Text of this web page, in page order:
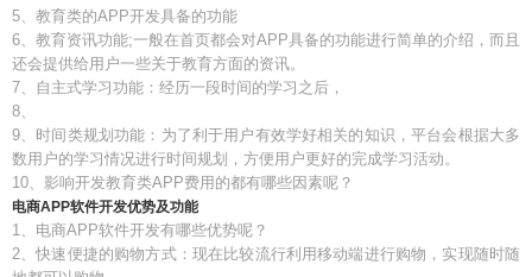
5、教育类的APP开发具备的功能
6、教育资讯功能;一般在首页都会对APP具备的功能进行简单的介绍，而且
还会提供给用户一些关于教育方面的资讯。
7、自主式学习功能：经历一段时间的学习之后，
8、
9、时间类规划功能：为了利于用户有效学好相关的知识，平台会根据大多
数用户的学习情况进行时间规划，方便用户更好的完成学习活动。
10、影响开发教育类APP费用的都有哪些因素呢？
电商APP软件开发优势及功能
1、电商APP软件开发有哪些优势呢？
2、快速便捷的购物方式：现在比较流行利用移动端进行购物，实现随时随